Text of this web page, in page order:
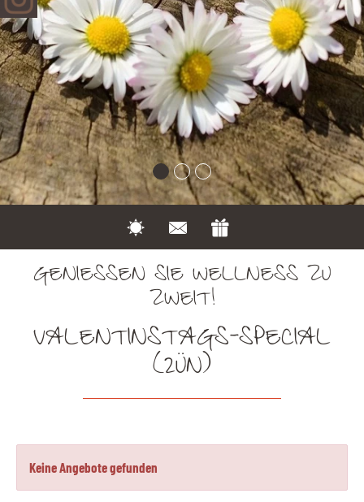
GENIESSEN SIE WELLNESS ZU Z
WEIT!
VALENTINSTAGS-SPECIAL
(2ÜN)
Keine Angebote gefunden